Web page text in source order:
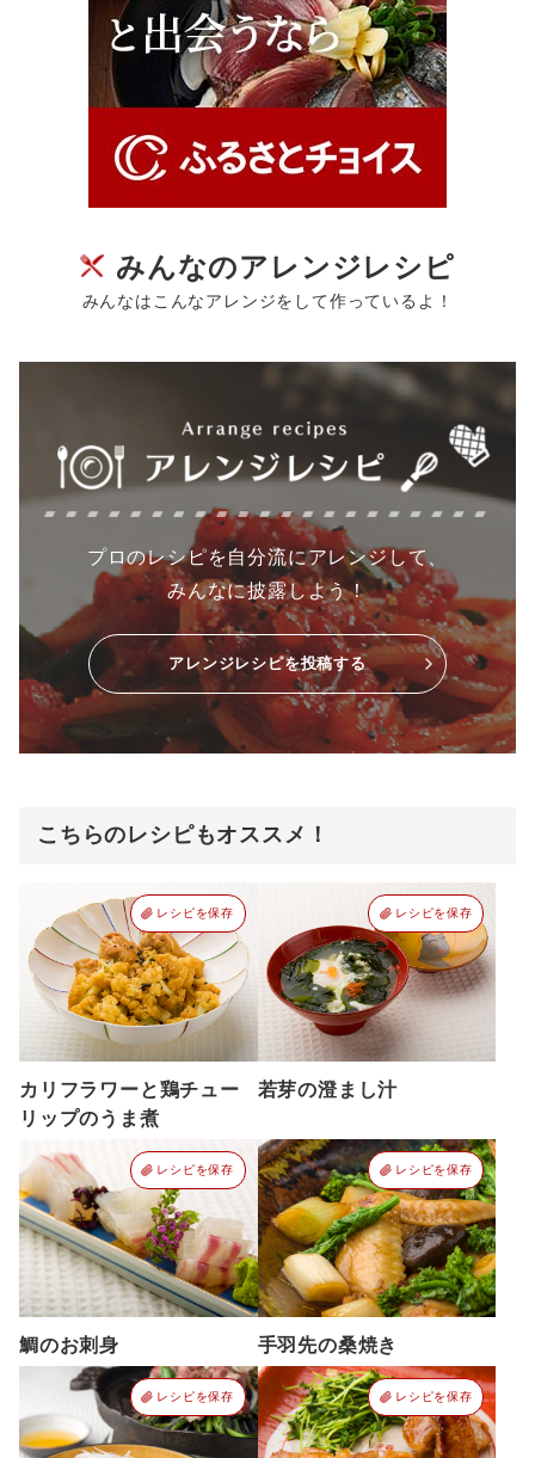
みんなのアレンジレシピ
みんなはこんなアレンジをして作っているよ！
プロのレシピを自分流にアレンジして、
みんなに披露しよう！
アレンジレシピを投稿する
こちらのレシピもオススメ！
レシピを保存
カリフラワーと鶏チュー
リップのうま煮
レシピを保存
若芽の澄まし汁
レシピを保存
鯛のお刺身
レシピを保存
手羽先の桑焼き
レシピを保存 レシピを保存